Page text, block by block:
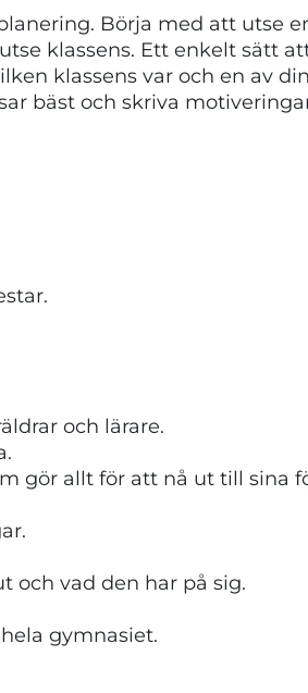
Börja med att utse
klassens. Ett enkelt sätt
klassens var och en av
bäst och skriva
och lärare.
gör allt för att nå ut till sina
och vad den har på sig.
gymnasiet.